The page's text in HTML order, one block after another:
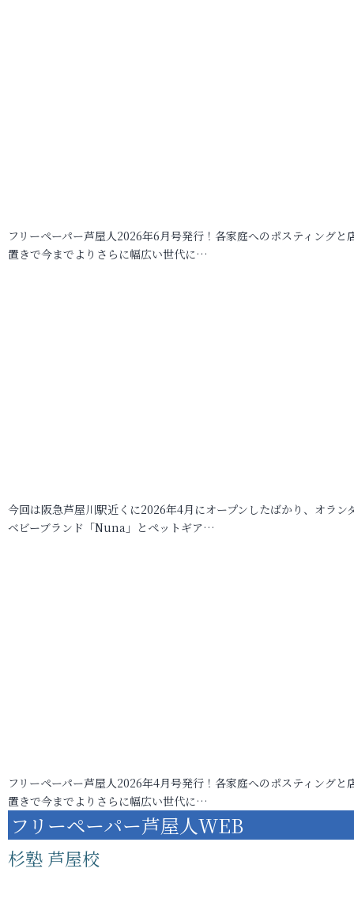
フリーペーパー芦屋人2026年6月号発行！各家庭へのポスティングと
置きで今までよりさらに幅広い世代に…
今回は阪急芦屋川駅近くに2026年4月にオープンしたばかり、オラン
ベビーブランド「Nuna」とペットギア…
フリーペーパー芦屋人2026年4月号発行！各家庭へのポスティングと
置きで今までよりさらに幅広い世代に…
フリーペーパー芦屋人WEB
杉塾 芦屋校